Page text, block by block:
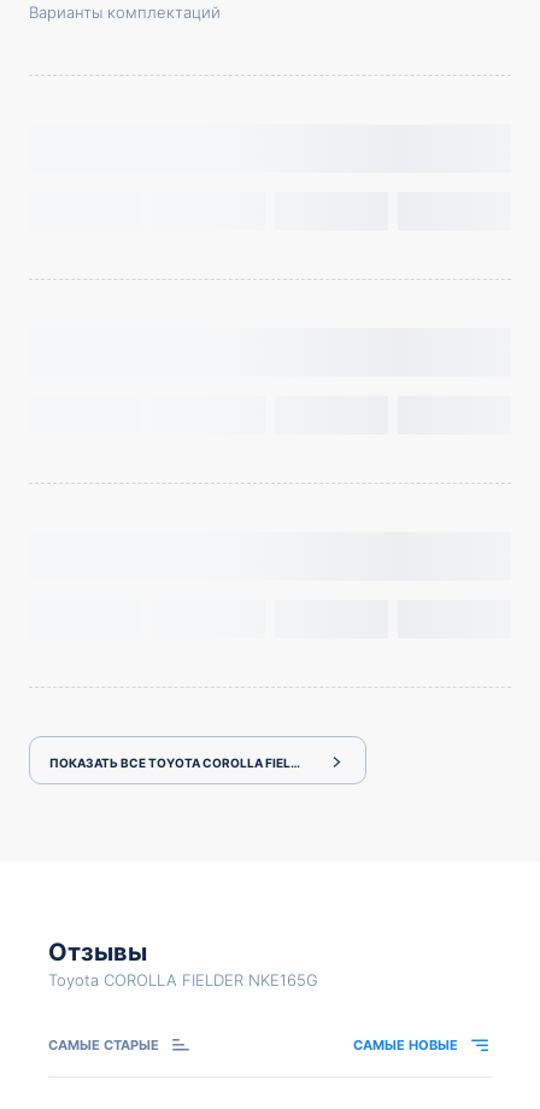
Варианты комплектаций
ПОКАЗАТЬ ВСЕ TOYOTA COROLLA FIELDER NKE165G
Отзывы
Toyota COROLLA FIELDER NKE165G
САМЫЕ СТАРЫЕ САМЫЕ НОВЫЕ